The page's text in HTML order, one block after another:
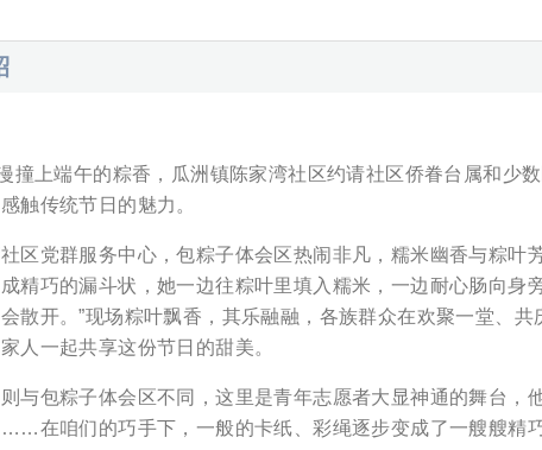
上端午的粽香，瓜洲镇陈家湾社区约请社区侨眷台属和少数
触传统节日的魅力。
党群服务中心，包粽子体会区热闹非凡，糯米幽香与粽叶
精巧的漏斗状，她一边往粽叶里填入糯米，一边耐心肠向身
散开。”现场粽叶飘香，其乐融融，各族群众在欢聚一堂、
人一起共享这份节日的甜美。
包粽子体会区不同，这里是青年志愿者大显神通的舞台，
在咱们的巧手下，一般的卡纸、彩绳逐步变成了一艘艘精巧